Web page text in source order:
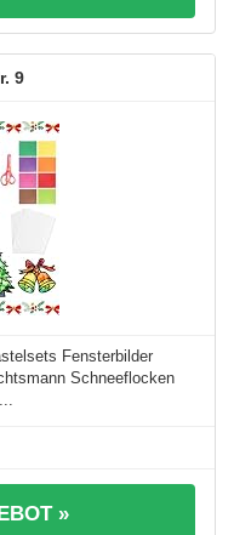
9
Fensterbilder
Schneeflocken
»